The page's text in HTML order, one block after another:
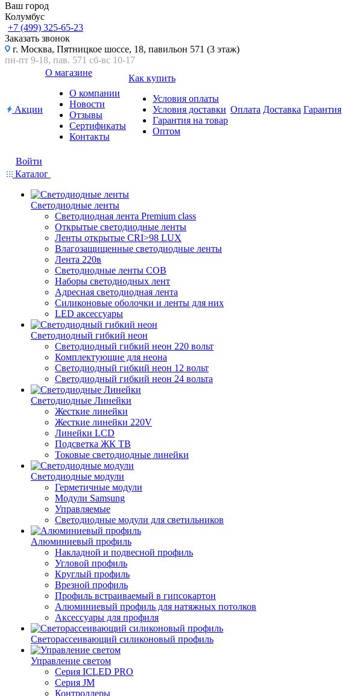
Ваш город
Колумбус
+7 (499) 325-65-23
Заказать звонок
г. Москва, Пятницкое шоссе, 18, павильон 571 (3 этаж)
пн-пт 9-18, пав. 571 сб-вс 10-17
Акции
О магазине
О компании
Новости
Отзывы
Сертификаты
Контакты
Как купить
Условия оплаты
Условия доставки
Гарантия на товар
Оптом
Оплата Доставка Гарантия
Войти
Каталог
Светодиодные ленты
Светодиодная лента Premium class
Открытые светодиодные ленты
Ленты открытые CRI>98 LUX
Влагозащищенные светодиодные ленты
Лента 220в
Светодиодные ленты COB
Наборы светодиодных лент
Адресная светодиодная лента
Силиконовые оболочки и ленты для них
LED аксессуары
Светодиодный гибкий неон
Светодиодный гибкий неон 220 вольт
Комплектующие для неона
Светодиодный гибкий неон 12 вольт
Светодиодный гибкий неон 24 вольта
Светодиодные Линейки
Жесткие линейки
Жесткие линейки 220V
Линейки LCD
Подсветка ЖК ТВ
Токовые светодиодные линейки
Светодиодные модули
Герметичные модули
Модули Samsung
Управляемые
Светодиодные модули для светильников
Алюминиевый профиль
Накладной и подвесной профиль
Угловой профиль
Круглый профиль
Врезной профиль
Профиль встраиваемый в гипсокартон
Алюминиевый профиль для натяжных потолков
Аксессуары для профиля
Светорассеивающий силиконовый профиль
Управление светом
Серия ICLED PRO
Серия JM
Контроллеры